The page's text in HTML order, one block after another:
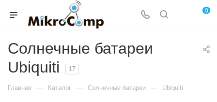
0
Солнечные батареи
Ubiquiti
17
Главная — Каталог — Солнечные батареи — Ubiquiti